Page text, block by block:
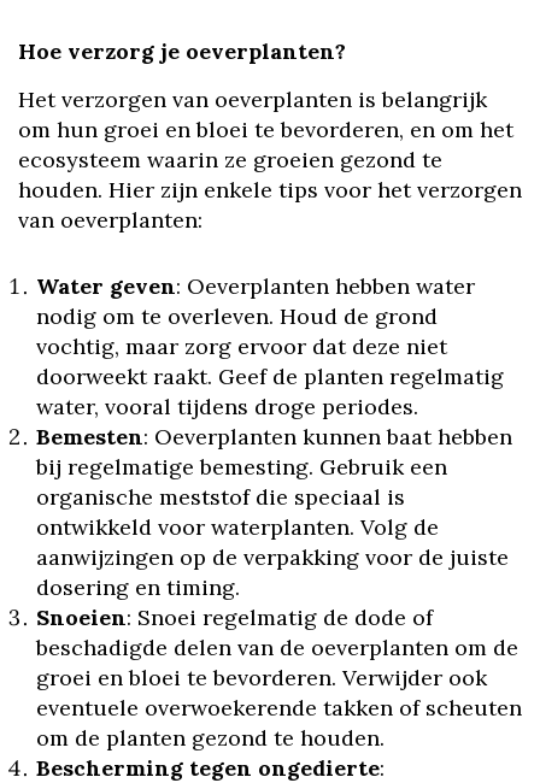
Hoe verzorg je oeverplanten?
Het verzorgen van oeverplanten is belangrijk
om hun groei en bloei te bevorderen, en om het
ecosysteem waarin ze groeien gezond te
houden. Hier zijn enkele tips voor het verzorgen
van oeverplanten:
Water geven: Oeverplanten hebben water
nodig om te overleven. Houd de grond
vochtig, maar zorg ervoor dat deze niet
doorweekt raakt. Geef de planten regelmatig
water, vooral tijdens droge periodes.
Bemesten: Oeverplanten kunnen baat hebben
bij regelmatige bemesting. Gebruik een
organische meststof die speciaal is
ontwikkeld voor waterplanten. Volg de
aanwijzingen op de verpakking voor de juiste
dosering en timing.
Snoeien: Snoei regelmatig de dode of
beschadigde delen van de oeverplanten om de
groei en bloei te bevorderen. Verwijder ook
eventuele overwoekerende takken of scheuten
om de planten gezond te houden.
Bescherming tegen ongedierte: